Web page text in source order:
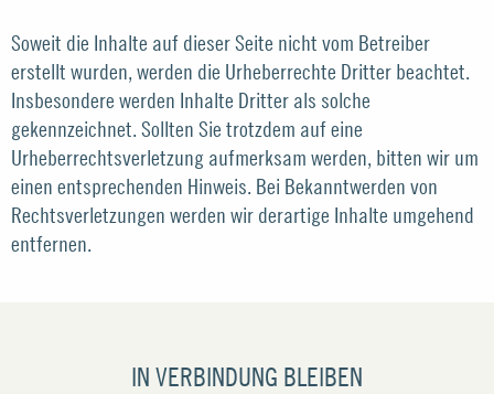
Soweit die Inhalte auf dieser Seite nicht vom Betreiber
erstellt wurden, werden die Urheberrechte Dritter beachtet.
Insbesondere werden Inhalte Dritter als solche
gekennzeichnet. Sollten Sie trotzdem auf eine
Urheberrechtsverletzung aufmerksam werden, bitten wir um
einen entsprechenden Hinweis. Bei Bekanntwerden von
Rechtsverletzungen werden wir derartige Inhalte umgehend
entfernen.
IN VERBINDUNG BLEIBEN